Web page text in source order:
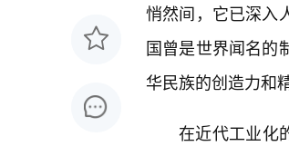
悄然间，它已深入
国曾是世界闻名的
华民族的创造力和
在近代工业化